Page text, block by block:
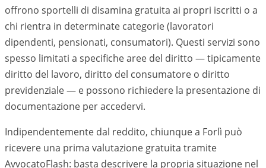
offrono sportelli di disamina gratuita ai propri iscritti o a
chi rientra in determinate categorie (lavoratori
dipendenti, pensionati, consumatori). Questi servizi sono
spesso limitati a specifiche aree del diritto — tipicamente
diritto del lavoro, diritto del consumatore o diritto
previdenziale — e possono richiedere la presentazione di
documentazione per accedervi.
Indipendentemente dal reddito, chiunque a Forlì può
ricevere una prima valutazione gratuita tramite
AvvocatoFlash: basta descrivere la propria situazione nel